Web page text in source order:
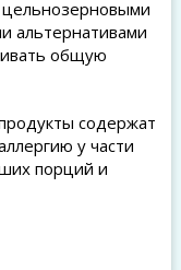
альтернативами
общую
содержат
у части
порций и